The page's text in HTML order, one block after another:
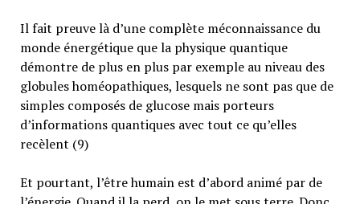
Il fait preuve là d’une complète méconnaissance du
monde énergétique que la physique quantique
démontre de plus en plus par exemple au niveau des
globules homéopathiques, lesquels ne sont pas que de
simples composés de glucose mais porteurs
d’informations quantiques avec tout ce qu’elles
recèlent (9)
Et pourtant, l’être humain est d’abord animé par de